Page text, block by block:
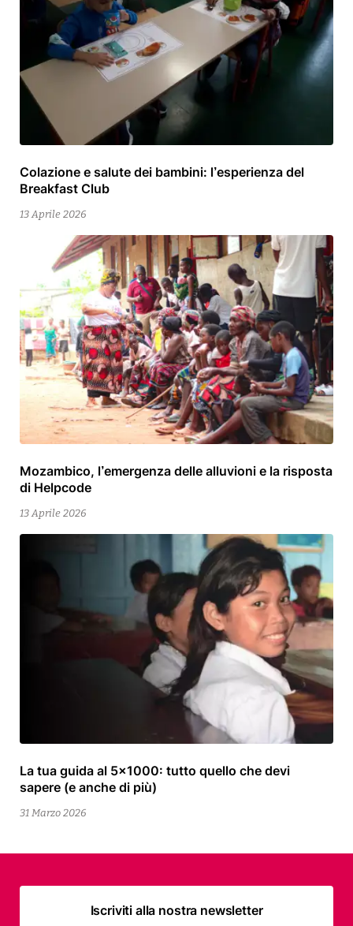
Colazione e salute dei bambini: l’esperienza del
Breakfast Club
13 Aprile 2026
13
Aprile
2026
Mozambico, l’emergenza delle alluvioni e la risposta
di Helpcode
13 Aprile 2026
15
Aprile
2026
La tua guida al 5×1000: tutto quello che devi
sapere (e anche di più)
31 Marzo 2026
13
Aprile
2026
Iscriviti alla nostra newsletter